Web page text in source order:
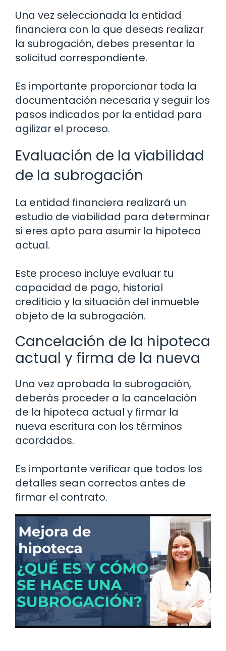
Una vez seleccionada la entidad
financiera con la que deseas realizar
la subrogación, debes presentar la
solicitud correspondiente.
Es importante proporcionar toda la
documentación necesaria y seguir los
pasos indicados por la entidad para
agilizar el proceso.
Evaluación de la viabilidad
de la subrogación
La entidad financiera realizará un
estudio de viabilidad para determinar
si eres apto para asumir la hipoteca
actual.
Este proceso incluye evaluar tu
capacidad de pago, historial
crediticio y la situación del inmueble
objeto de la subrogación.
Cancelación de la hipoteca
actual y firma de la nueva
Una vez aprobada la subrogación,
deberás proceder a la cancelación
de la hipoteca actual y firmar la
nueva escritura con los términos
acordados.
Es importante verificar que todos los
detalles sean correctos antes de
firmar el contrato.